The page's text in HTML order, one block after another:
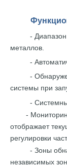
-
металлов.
-
-
системы при
-
-
отображает
регулировки
- Зоны
независимых